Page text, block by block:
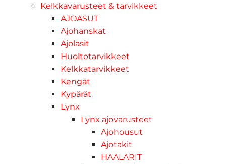
Kelkkavarusteet & tarvikkeet
AJOASUT
Ajohanskat
Ajolasit
Huoltotarvikkeet
Kelkkatarvikkeet
Kengät
Kypärät
Lynx
Lynx ajovarusteet
Ajohousut
Ajotakit
HAALARIT